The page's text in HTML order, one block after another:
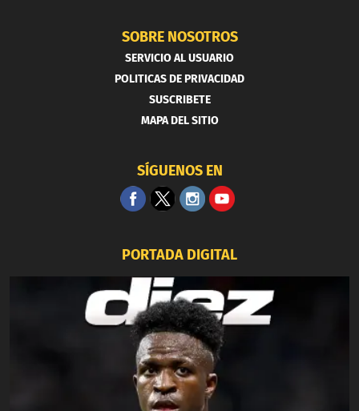
SOBRE NOSOTROS
SERVICIO AL USUARIO
POLITICAS DE PRIVACIDAD
SUSCRIBETE
MAPA DEL SITIO
SÍGUENOS EN
PORTADA DIGITAL